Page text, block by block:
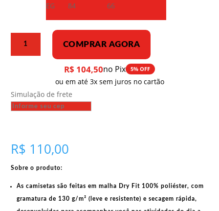
EG
84 66
povo
chinês
de
quantidade
COMPRAR AGORA
R$ 104,50no Pix 5% OFF
ou em até 3x sem juros no cartão
Simulação de frete
R$ 110,00
Sobre o produto:
As camisetas são feitas emmalha Dry Fit 100% poliéster, com
gramatura de 130 g/m² (leve e resistente) esecagem rápida,